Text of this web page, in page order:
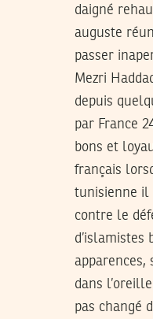
daigné
auguste
passer
Mezri
depuis
par France
bons et
français
tunisienne il
contre le
d’islamistes
apparences,
dans
pas changé